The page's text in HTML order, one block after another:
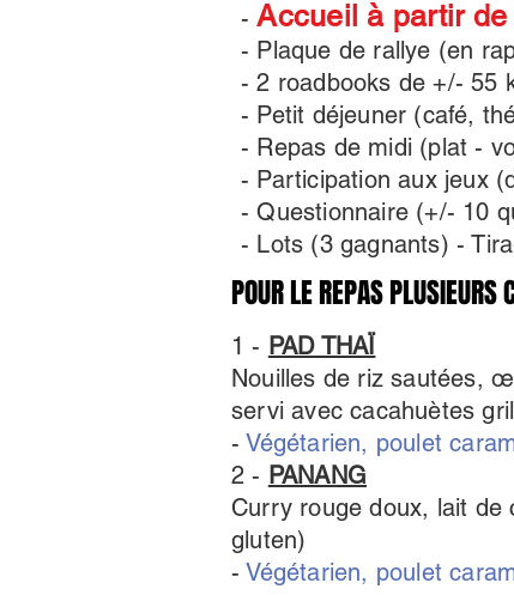
-Accueil à partir
- Plaque de rallye (en
- 2 roadbooks de +/- 55
- Petit déjeuner (café,
- Repas de midi (plat -
- Participation aux jeux
- Questionnaire (+/- 10
- Lots (3 gagnants) -
POUR LE REPAS
POUR LE REPAS
1 - PAD THAÏ
Nouilles de riz sautées,
servi avec cacahuètes
-Végétarien, poulet
2 - PANANG
Curry rouge doux, lait de
gluten)
-Végétarien, poulet